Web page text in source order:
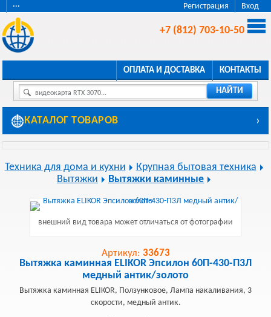
Регистрация Вход
···
+7 (812) 703-10-50
ОПЛАТА И ДОСТАВКА КОНТАКТЫ
видеокарта RTX 3070... НАЙТИ
КАТАЛОГ ТОВАРОВ ›
Техника для дома и кухни
Крупная бытовая техника
Вытяжки
Вытяжки каминные
внешний вид товара может отличаться от фотографии
Артикул: 33673
Вытяжка каминная ELIKOR Эпсилон 60П-430-П3Л
медный антик/золото
Вытяжка каминная ELIKOR, Ползунковое, Лампа накаливания, 3
скорости, медный антик.